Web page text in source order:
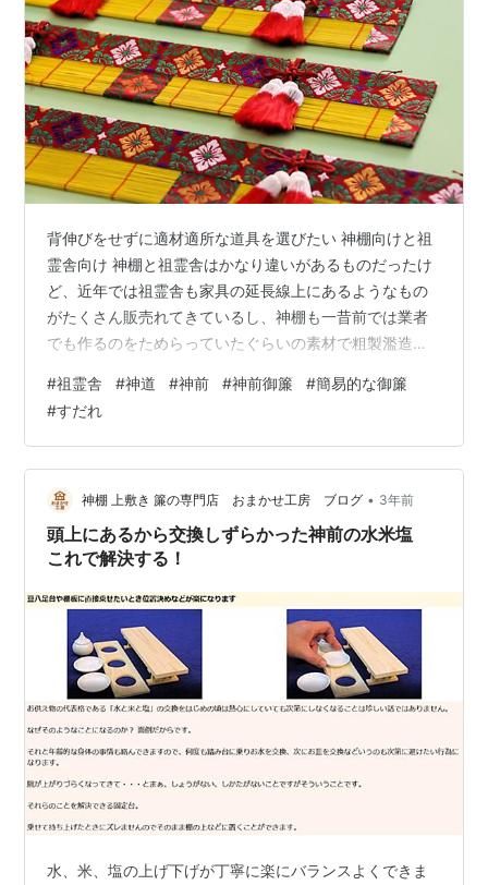
背伸びをせずに適材適所な道具を選びたい 神棚向けと祖
霊舎向け 神棚と祖霊舎はかなり違いがあるものだったけ
ど、近年では祖霊舎も家具の延長線上にあるようなもの
がたくさん販売れてきているし、神棚も一昔前では業者
でも作るのをためらっていたぐらいの素材で粗製濫造が
れています。 わかりやすく言うなら、本物を知っている
人から安物の祖霊舎を見てしまうと、それ食器棚の小さ
い版だろ、桧がこれっぽっちしか使われていないの
か、、、など、風変わりな祖霊舎に見える、もっともこ
れらも時代の流れと考えればしれはそれでしょうがない
かな。 本体の神棚や祖霊舎だけでは神前を構成する…
#祖霊舎 #神道 #神前 #神前御簾 #簡易的な御簾
#すだれ
神棚 上敷き 簾の専門店 おまかせ工房 ブログ • 3年前
頭上にあるから交換しずらかった神前の水米塩
これで解決する！
水、米、塩の上げ下げが丁寧に楽にバランスよくできま